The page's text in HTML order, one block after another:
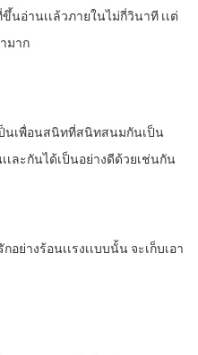
อ่านเเล้ว​ภายในไม่กี่วิ​นาที เเต่
มาก
ป็นเพื่อนสนิทที่สนิทสนมกันเป็น
เละกันได้เป็นอย่างดีด้วยเช่นกัน
ย่างร้อนเเรงเเบบนั้น​ จะเก็บเอา